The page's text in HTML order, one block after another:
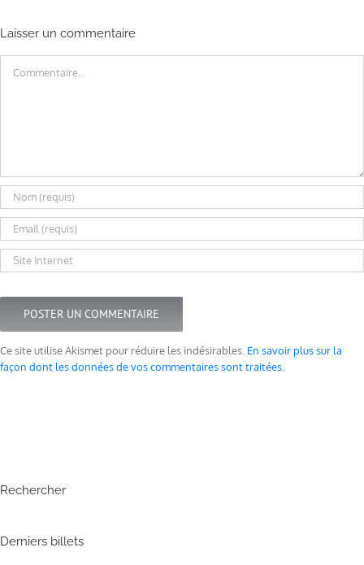
Laisser un commentaire
Ce site utilise Akismet pour réduire les indésirables. En savoir plus sur la
façon dont les données de vos commentaires sont traitées
Rechercher
Derniers billets